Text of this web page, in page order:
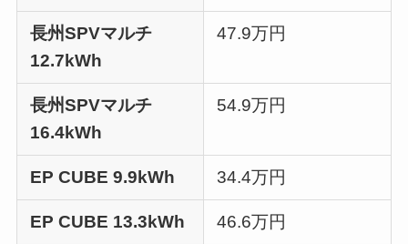
長州SPVマルチ
12.7kWh
47.9万円
長州SPVマルチ
16.4kWh
54.9万円
EP CUBE 9.9kWh 34.4万円
EP CUBE 13.3kWh 46.6万円